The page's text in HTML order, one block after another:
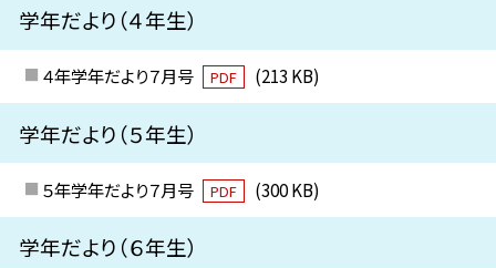
学年だより（４年生）
４年学年だより７月号 PDF (213 KB)
学年だより（５年生）
５年学年だより７月号 PDF (300 KB)
学年だより（６年生）